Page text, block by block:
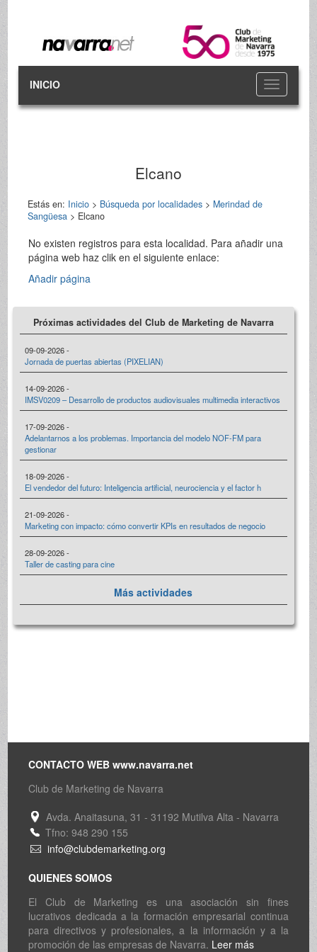
Toggle
navigation
INICIO
Elcano
Estás en: Inicio> Búsqueda por localidades> Merindad de
Sangüesa> Elcano
No existen registros para esta localidad. Para añadir una
página web haz clik en el siguiente enlace:
Añadir página
Próximas actividades del Club de Marketing de Navarra
09-09-2026 -
Jornada de puertas abiertas (PIXELIAN)
14-09-2026 -
IMSV0209 – Desarrollo de productos audiovisuales multimedia interactivos
17-09-2026 -
Adelantarnos a los problemas. Importancia del modelo NOF-FM para
gestionar
18-09-2026 -
El vendedor del futuro: Inteligencia artificial, neurociencia y el factor h
21-09-2026 -
Marketing con impacto: cómo convertir KPIs en resultados de negocio
28-09-2026 -
Taller de casting para cine
Más actividades
CONTACTO WEB www.navarra.net
Club de Marketing de Navarra
Avda. Anaitasuna, 31 - 31192 Mutilva Alta - Navarra
Tfno: 948 290 155
info@clubdemarketing.org
QUIENES SOMOS
El Club de Marketing es una asociación sin fines
lucrativos dedicada a la formación empresarial continua
para directivos y profesionales, a la información y a la
promoción de las empresas de Navarra. Leer más